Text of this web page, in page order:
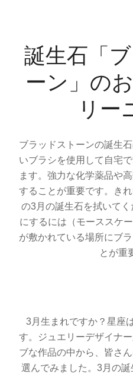
誕生石「
ーン」の
リー
ブラッドストーンの誕生
いブラシを使用して自宅
ます。強力な化学薬品や
することが重要です。き
の3月の誕生石を拭いて
にするには（モーススケ
が敷かれている場所にブ
とが重
3月生まれですか？星座
す。ジュエリーデザイナ
ブな作品の中から、皆さ
選んでみました。3月の